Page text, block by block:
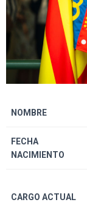
NOMBRE
FECHA
NACIMIENTO
CARGO ACTUAL